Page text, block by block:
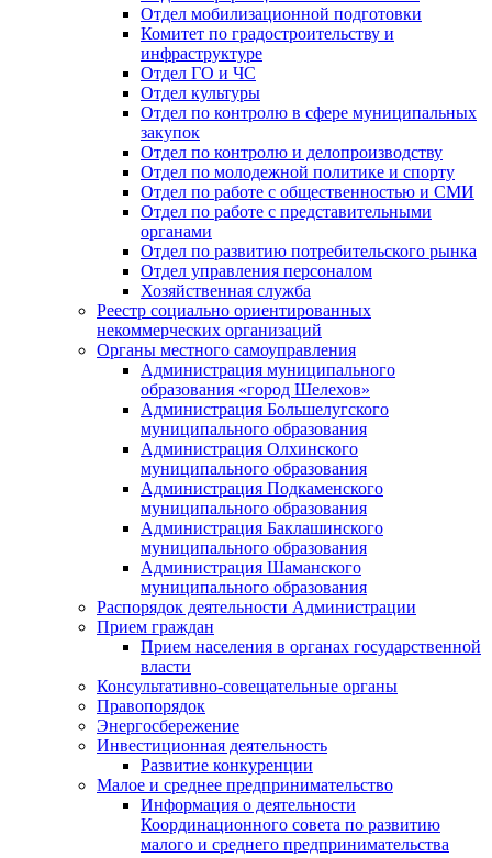
Отдел мобилизационной подготовки
Комитет по градостроительству и
инфраструктуре
Отдел ГО и ЧС
Отдел культуры
Отдел по контролю в сфере муниципальных
закупок
Отдел по контролю и делопроизводству
Отдел по молодежной политике и спорту
Отдел по работе с общественностью и СМИ
Отдел по работе с представительными
органами
Отдел по развитию потребительского рынка
Отдел управления персоналом
Хозяйственная служба
Реестр социально ориентированных
некоммерческих организаций
Органы местного самоуправления
Администрация муниципального
образования «город Шелехов»
Администрация Большелугского
муниципального образования
Администрация Олхинского
муниципального образования
Администрация Подкаменского
муниципального образования
Администрация Баклашинского
муниципального образования
Администрация Шаманского
муниципального образования
Распорядок деятельности Администрации
Прием граждан
Прием населения в органах государственной
власти
Консультативно-совещательные органы
Правопорядок
Энергосбережение
Инвестиционная деятельность
Развитие конкуренции
Малое и среднее предпринимательство
Информация о деятельности
Координационного совета по развитию
малого и среднего предпринимательства